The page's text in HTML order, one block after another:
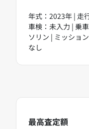
年式：2023年 | 走
車検：未入力 | 乗
ソリン | ミッショ
なし
最高査定額